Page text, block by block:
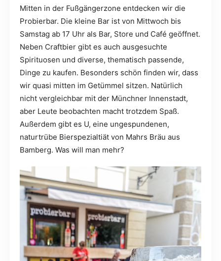
Mitten in der Fußgängerzone entdecken wir die
Probierbar. Die kleine Bar ist von Mittwoch bis
Samstag ab 17 Uhr als Bar, Store und Café geöffnet.
Neben Craftbier gibt es auch ausgesuchte
Spirituosen und diverse, thematisch passende,
Dinge zu kaufen. Besonders schön finden wir, dass
wir quasi mitten im Getümmel sitzen. Natürlich
nicht vergleichbar mit der Münchner Innenstadt,
aber Leute beobachten macht trotzdem Spaß.
Außerdem gibt es U, eine ungespundenen,
naturtrübe Bierspezialtiät von Mahrs Bräu aus
Bamberg. Was will man mehr?